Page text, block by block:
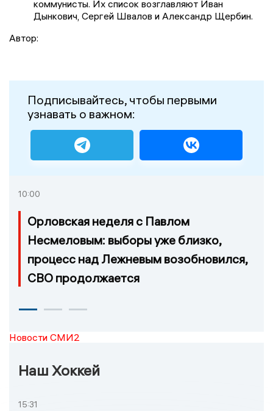
коммунисты. Их список возглавляют Иван
Дынкович, Сергей Швалов и Александр Щербин.
Автор:
Подписывайтесь, чтобы первыми
узнавать о важном:
10:00
Орловская неделя с Павлом
Несмеловым: выборы уже близко,
процесс над Лежневым возобновился,
СВО продолжается
Новости СМИ2
Наш Хоккей
15:31